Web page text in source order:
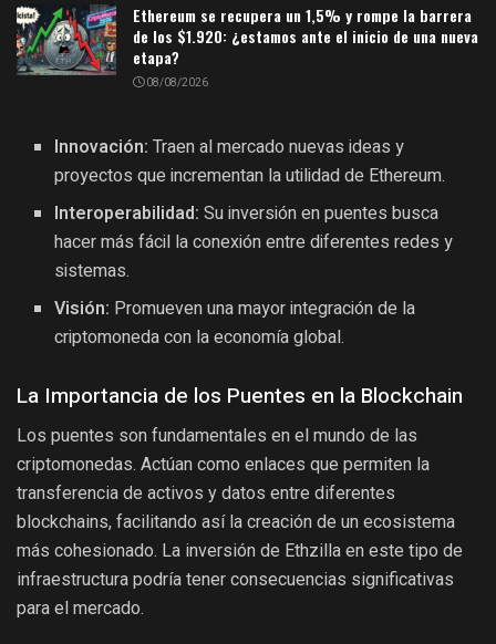
Ethereum se recupera un 1,5% y rompe la barrera
de los $1.920: ¿estamos ante el inicio de una nueva
etapa?
08/08/2026
Innovación: Traen al mercado nuevas ideas y
proyectos que incrementan la utilidad de Ethereum.
Interoperabilidad: Su inversión en puentes busca
hacer más fácil la conexión entre diferentes redes y
sistemas.
Visión: Promueven una mayor integración de la
criptomoneda con la economía global.
La Importancia de los Puentes en la Blockchain
Los puentes son fundamentales en el mundo de las
criptomonedas. Actúan como enlaces que permiten la
transferencia de activos y datos entre diferentes
blockchains, facilitando así la creación de un ecosistema
más cohesionado. La inversión de Ethzilla en este tipo de
infraestructura podría tener consecuencias significativas
para el mercado.